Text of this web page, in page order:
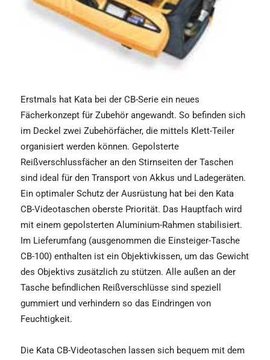
Erstmals hat Kata bei der CB-Serie ein neues
Fächerkonzept für Zubehör angewandt. So befinden sich
im Deckel zwei Zubehörfächer, die mittels Klett-Teiler
organisiert werden können. Gepolsterte
Reißverschlussfächer an den Stirnseiten der Taschen
sind ideal für den Transport von Akkus und Ladegeräten.
Ein optimaler Schutz der Ausrüstung hat bei den Kata
CB-Videotaschen oberste Priorität. Das Hauptfach wird
mit einem gepolsterten Aluminium-Rahmen stabilisiert.
Im Lieferumfang (ausgenommen die Einsteiger-Tasche
CB-100) enthalten ist ein Objektivkissen, um das Gewicht
des Objektivs zusätzlich zu stützen. Alle außen an der
Tasche befindlichen Reißverschlüsse sind speziell
gummiert und verhindern so das Eindringen von
Feuchtigkeit.
Die Kata CB-Videotaschen lassen sich bequem mit dem